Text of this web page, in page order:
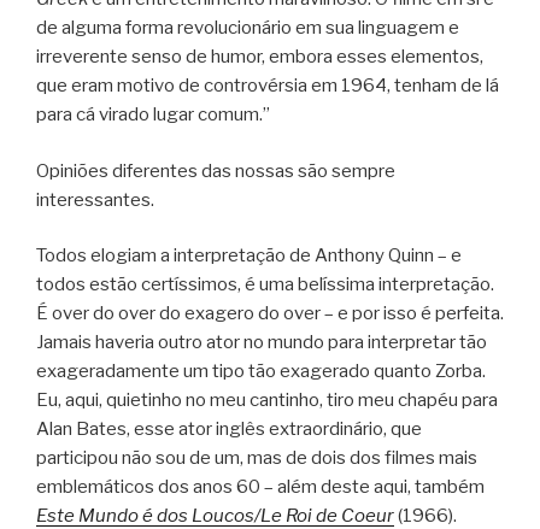
de alguma forma revolucionário em sua linguagem e
irreverente senso de humor, embora esses elementos,
que eram motivo de controvérsia em 1964, tenham de lá
para cá virado lugar comum.”
Opiniões diferentes das nossas são sempre
interessantes.
Todos elogiam a interpretação de Anthony Quinn – e
todos estão certíssimos, é uma belíssima interpretação.
É over do over do exagero do over – e por isso é perfeita.
Jamais haveria outro ator no mundo para interpretar tão
exageradamente um tipo tão exagerado quanto Zorba.
Eu, aqui, quietinho no meu cantinho, tiro meu chapéu para
Alan Bates, esse ator inglês extraordinário, que
participou não sou de um, mas de dois dos filmes mais
emblemáticos dos anos 60 – além deste aqui, também
Este Mundo é dos Loucos/Le Roi de Coeur(1966).